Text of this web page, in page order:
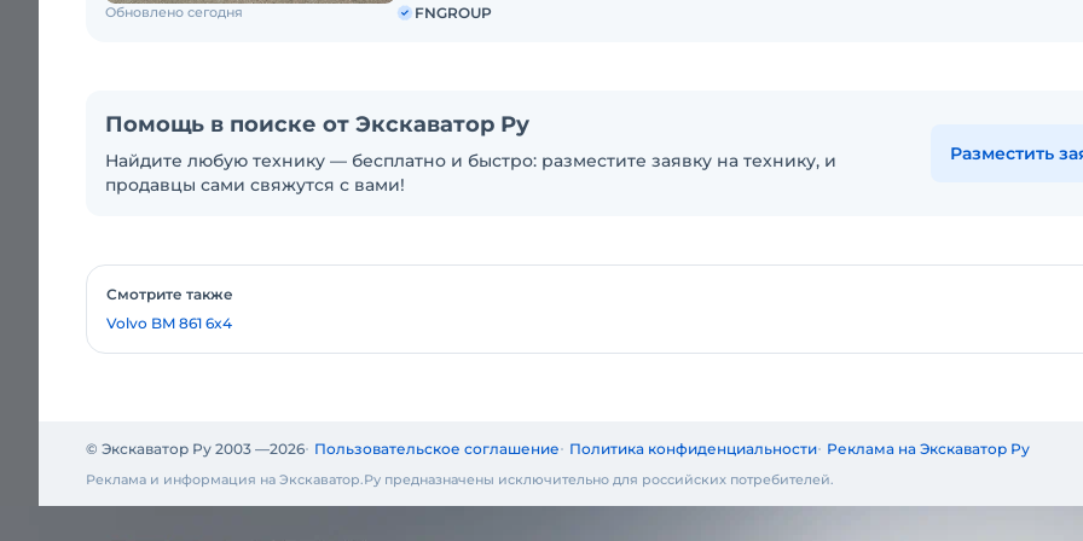
Обновлено сегодня FNGROUP
Помощь в поиске от Экскаватор Ру
Найдите любую технику — бесплатно и быстро: разместите заявку на технику, и
продавцы сами свяжутся с вами!
Разместить
Смотрите также
Volvo BM 861 6x4
© Экскаватор Ру 2003 —2026 Пользовательское соглашение Политика конфиденциальности Реклама на Экскаватор Ру
Реклама и информация на Экскаватор.Ру предназначены исключительно для российских потребителей.